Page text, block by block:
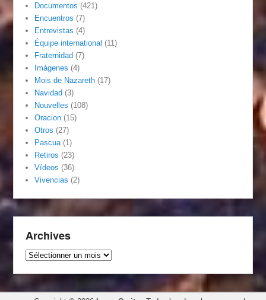
Documentos (421)
Encuentros (7)
Entrevistas (4)
Équipe international (11)
Fraternidad (7)
Imágenes (4)
Mois de Nazareth (17)
Navidad (3)
Nouvelles (108)
Oracion (15)
Otros (27)
Pascua (1)
Retiros (23)
Vídeos (36)
Vivencias (2)
Archives
Archives